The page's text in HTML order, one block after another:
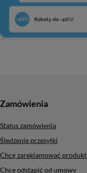
Zamówienia
Status zamówienia
Śledzenie przesyłki
Chcę zareklamować produkt
Chcę odstąpić od umowy